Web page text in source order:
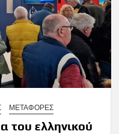
ΜΕΤΑΦΟΡΕΣ
του ελληνικού